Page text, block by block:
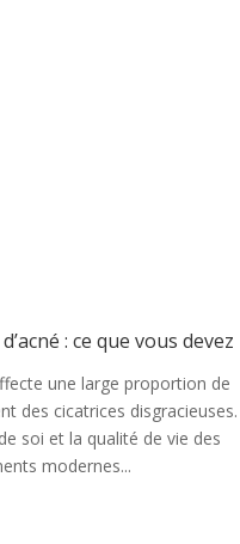
: ce que vous devez
une large proportion de
des cicatrices disgracieuses.
soi et la qualité de vie des
modernes...